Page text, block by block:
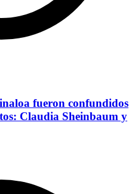
fueron confundidos
Claudia Sheinbaum y